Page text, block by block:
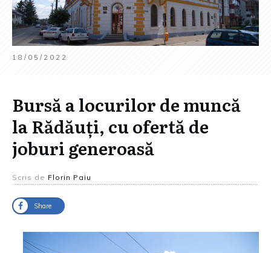
18/05/2022
Bursă a locurilor de muncă
la Rădăuți, cu ofertă de
joburi generoasă
Scris de Florin Paiu
Share